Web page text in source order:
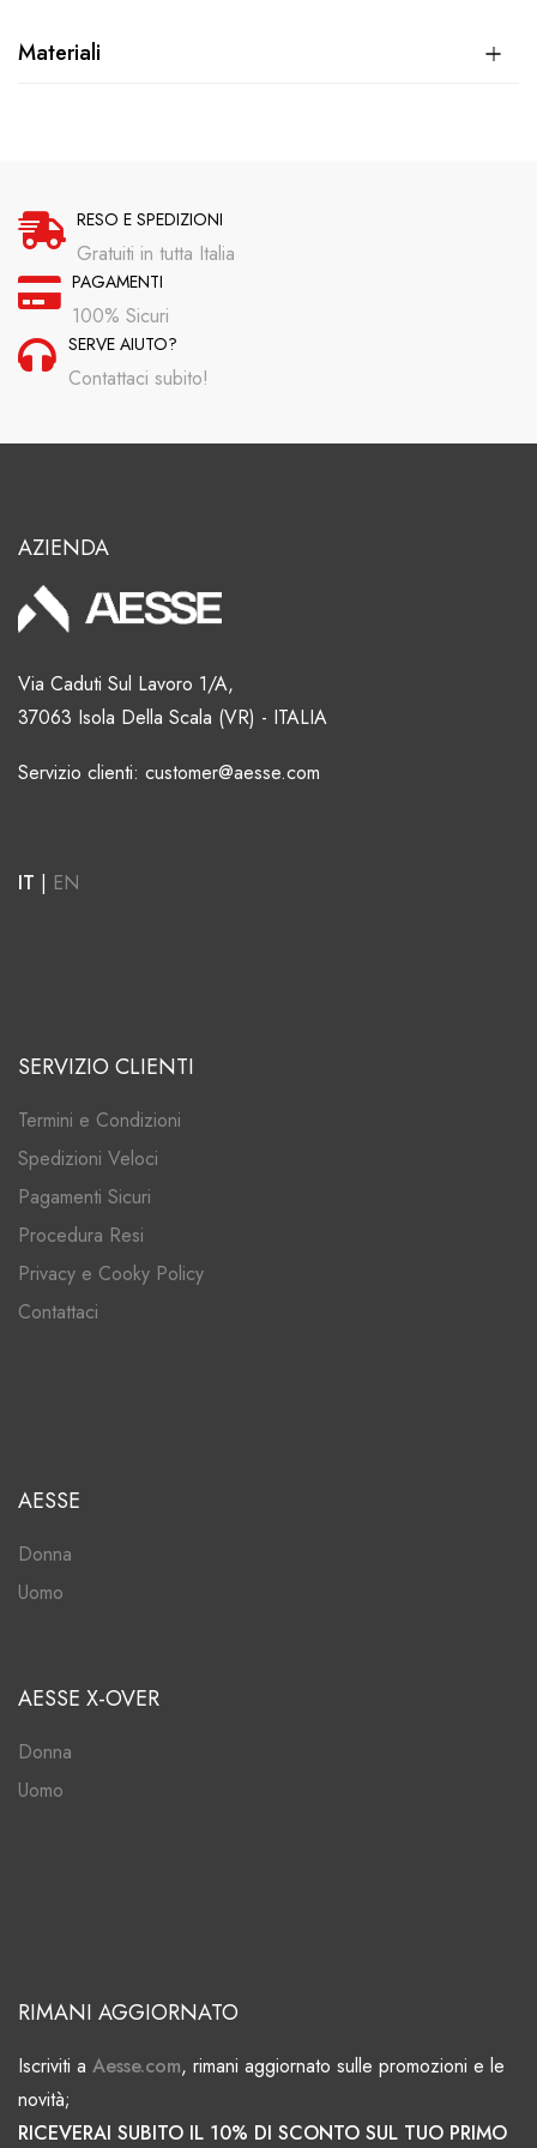
Materiali
RESO E SPEDIZIONI
Gratuiti in tutta Italia
PAGAMENTI
100% Sicuri
SERVE AIUTO?
Contattaci subito!
AZIENDA
Via Caduti Sul Lavoro 1/A,
37063 Isola Della Scala (VR) - ITALIA
Servizio clienti: customer@aesse.com
IT | EN
SERVIZIO CLIENTI
Termini e Condizioni
Spedizioni Veloci
Pagamenti Sicuri
Procedura Resi
Privacy e Cooky Policy
Contattaci
AESSE
Donna
Uomo
AESSE X-OVER
Donna
Uomo
RIMANI AGGIORNATO
Iscriviti a Aesse.com, rimani aggiornato sulle promozioni e le
novità;
RICEVERAI SUBITO IL 10% DI SCONTO SUL TUO PRIMO